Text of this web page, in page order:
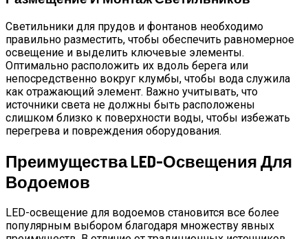
Светильники для прудов и фонтанов необходимо
правильно разместить, чтобы обеспечить равномерное
освещение и выделить ключевые элементы.
Оптимально расположить их вдоль берега или
непосредственно вокруг клумбы, чтобы вода служила
как отражающий элемент. Важно учитывать, что
источники света не должны быть расположены
слишком близко к поверхности воды, чтобы избежать
перегрева и повреждения оборудования.
Преимущества LED-Освещения Для
Водоемов
LED-освещение для водоемов становится все более
популярным выбором благодаря множеству явных